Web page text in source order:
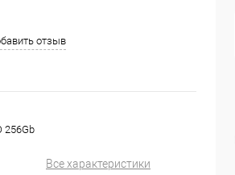
отзыв
256Gb
Все характеристики